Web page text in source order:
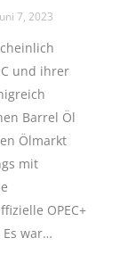
7, 2023
und ihrer
Barrel Öl
Ölmarkt
mit
OPEC+
war…